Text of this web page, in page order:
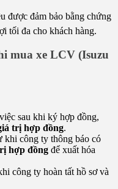
được đảm bảo bằng chứng
tối đa cho khách hàng.
mua xe LCV (Isuzu
sau khi ký hợp đồng,
trị hợp đồng.
khi công ty thông báo có
hợp đồng để xuất hóa
công ty hoàn tất hồ sơ và